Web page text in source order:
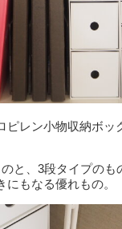
レン小物収納ボ
と、3段タイプの
もなる優れもの。